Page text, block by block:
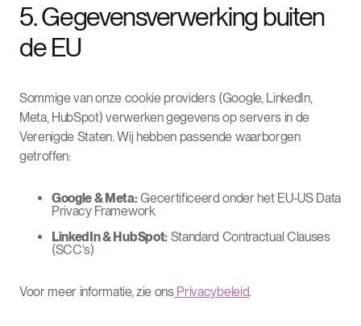
5. Gegevensverwerking buiten
de EU
Sommige van onze cookie providers (Google, LinkedIn,
Meta, HubSpot) verwerken gegevens op servers in de
Verenigde Staten. Wij hebben passende waarborgen
getroffen:
Google & Meta: Gecertificeerd onder het EU-US Data
Privacy Framework
LinkedIn & HubSpot: Standard Contractual Clauses
(SCC's)
Voor meer informatie, zie onsPrivacybeleid.